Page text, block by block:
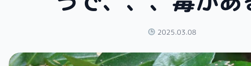
2025.03.08